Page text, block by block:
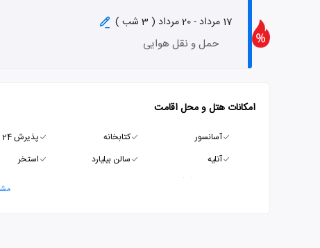
17 مرداد - 20 مرداد ( 3 شب )
حمل و نقل هوایی
امکانات هتل و محل اقامت
آسانسور کتابخانه پذیرش 24 ساعته
آتلیه
سالن بیلیارد استخر
سرویس ایرانی